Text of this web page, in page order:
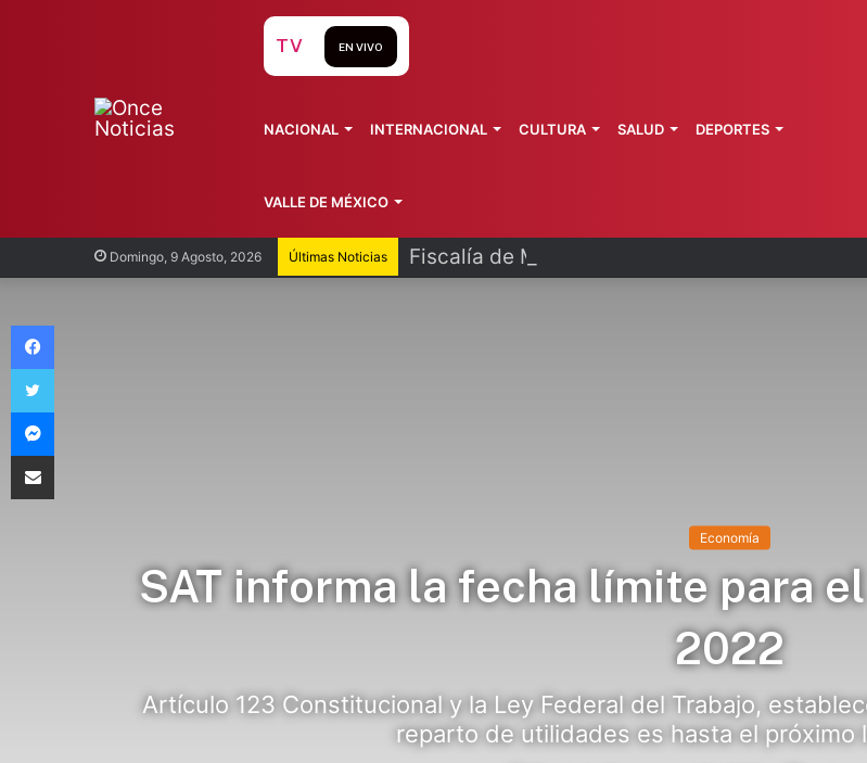
Domingo, 9 Agosto, 2026 Últimas Noticias Fiscalía de Morelos investiga explosión de pipa
TV EN VIVO
NACIONAL INTERNACIONAL CULTURA SALUD DEPORTES
VALLE DE MÉXICO
Economía
SAT informa la fecha límite para
2022
Artículo 123 Constitucional y la Ley Federal del Trabajo,
reparto de utilidades es hasta el próximo
Facebook
Twitter
Messenger
Compartir vía Email